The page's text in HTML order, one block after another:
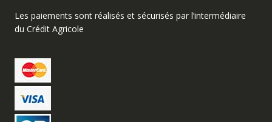
Les paiements sont réalisés et sécurisés par l’intermédiaire
du Crédit Agricole